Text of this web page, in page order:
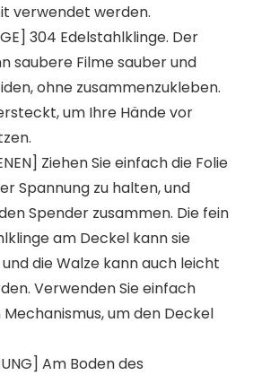
verwendet werden.
304 Edelstahlklinge. Der
saubere Filme sauber und
ohne zusammenzukleben.
um Ihre Hände vor
Ziehen Sie einfach die Folie
Spannung zu halten, und
Spender zusammen. Die fein
am Deckel kann sie
die Walze kann auch leicht
Verwenden Sie einfach
um den Deckel
Am Boden des